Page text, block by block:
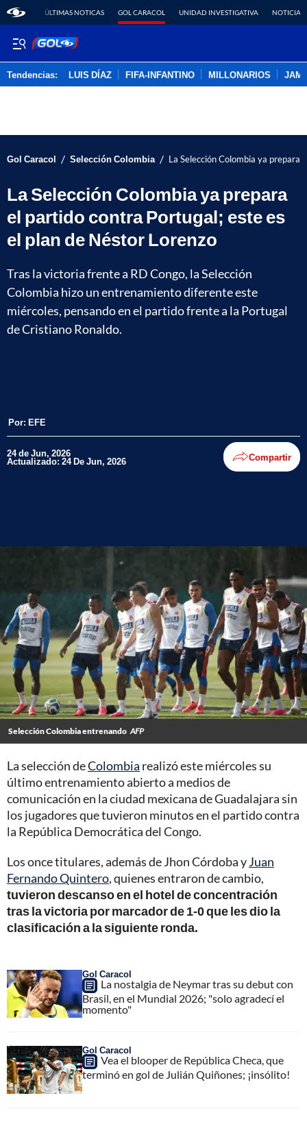
ÚLTIMAS NOTICAS GOL CARACOL UNIDAD INVESTIGATIVA NOTICIAS
Tendencias: LUIS DÍAZ FIFA-INFANTINO MILLONARIOS
Gol Caracol / Selección Colombia / La Selección Colombia ya prepara
La Selección Colombia ya prepara
el partido contra Portugal; este es
el plan de Néstor Lorenzo
Tras la victoria frente a RD Congo, la Selección
Colombia hizo un entrenamiento diferente este
miércoles, pensando en el partido frente a la Portugal
de Cristiano Ronaldo.
Por: EFE
24 de Jun, 2026
Actualizado: 24 De Jun, 2026 Compartir
Selección Colombia entrenando AFP
La selección deColombia realizó este miércoles su
último entrenamiento abierto a medios de
comunicación en la ciudad mexicana de Guadalajara sin
los jugadores que tuvieron minutos en el partido contra
la República Democrática del Congo.
Los once titulares, además de Jhon Córdoba yJuan
Fernando Quintero, quienes entraron de cambio,
tuvieron descanso en el hotel de concentración
tras la victoria por marcador de 1-0 que les dio la
clasificación a la siguiente ronda.
Gol Caracol
La nostalgia de Neymar tras su debut con
Brasil, en el Mundial 2026; "solo agradecí el
momento"
Gol Caracol
Vea el blooper de República Checa, que
terminó en gol de Julián Quiñones; ¡insólito!